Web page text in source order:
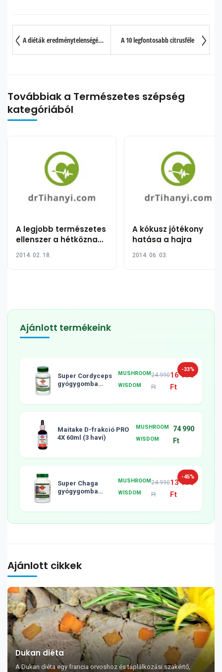
A diéták eredménytelenségének három fő oka I. rész A 10 legfontosabb citrusféle
Továbbiak a Természetes szépség
kategóriából
A legjobb természetes
ellenszer a hétköznapi
a ráncok, akné és
2014. 02. 18.
A kókusz jótékony
hatása a hajra
2014. 06. 03.
Ajánlott termékeink
-33%
Super Cordyceps
gyógygomba
MUSHROOM
WISDOM
24 990
Ft
16 990
Ft
Maitake D-frakció PRO
4X 60ml (3 havi)
MUSHROOM
WISDOM
74 990
Ft
-45%
Super Chaga
gyógygomba
MUSHROOM
WISDOM
24 990
Ft
13 990
Ft
Ajánlott cikkek
Dukan diéta
A Dukan diéta egy francia orvoshoz és táplálkozási szakértő,